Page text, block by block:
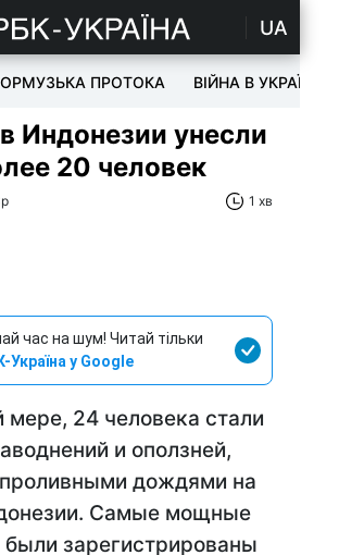
UA
ОРМУЗЬКА ПРОТОКА ВІЙНА В УКРАЇНІ
Индонезии унесли
20 человек
1 хв
час на шум! Читай тільки
Україна у Google
24 человека стали
и оползней,
дождями на
Самые мощные
были зарегистрированы